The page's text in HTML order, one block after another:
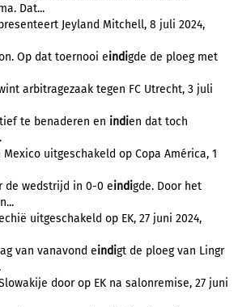
Dat...
Jeyland Mitchell, 8 juli 2024,
Op dat toernooi eindigde de ploeg met
arbitragezaak tegen FC Utrecht, 3 juli
te benaderen en indien dat toch
Mexico uitgeschakeld op Copa América, 1
de wedstrijd in 0-0 eindigde. Door het
uitgeschakeld op EK, 27 juni 2024,
van vanavond eindigt de ploeg van Lingr
door op EK na salonremise, 27 juni